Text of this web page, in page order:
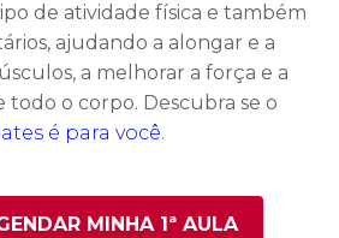
de atividade física e também
ajudando a alongar e a
a melhorar a força e a
todo o corpo. Descubra se o
é para você.
MINHA 1ª AULA